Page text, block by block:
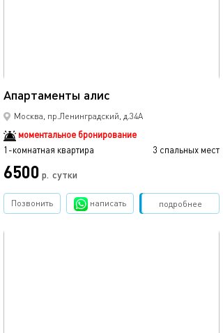
Апартаменты алис
Москва, пр.Ленинградский, д.34А
моментальное бронирование
1-комнатная квартира
3 спальных мест
6500 р. сутки
подробнее
Позвонить написать Забронировать